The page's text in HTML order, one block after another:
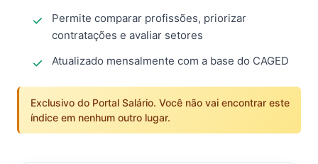
Permite comparar profissões, priorizar
contratações e avaliar setores
Atualizado mensalmente com a base do CAGED
Exclusivo do Portal Salário. Você não vai encontrar este
índice em nenhum outro lugar.